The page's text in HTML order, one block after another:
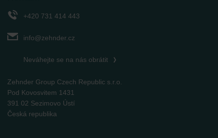
+420 731 414 443
info@zehnder.cz
Neváhejte se na nás obrátit
Zehnder Group Czech Republic s.r.o.
Pod Kovosvitem 1431
391 02 Sezimovo Ústí
Česká republika